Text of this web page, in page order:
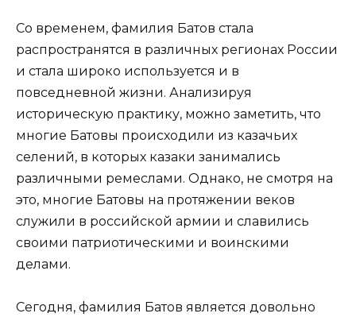
Со временем, фамилия Батов стала
распространятся в различных регионах России
и стала широко используется и в
повседневной жизни. Анализируя
историческую практику, можно заметить, что
многие Батовы происходили из казачьих
селений, в которых казаки занимались
различными ремеслами. Однако, не смотря на
это, многие Батовы на протяжении веков
служили в российской армии и славились
своими патриотическими и воинскими
делами.
Сегодня, фамилия Батов является довольно